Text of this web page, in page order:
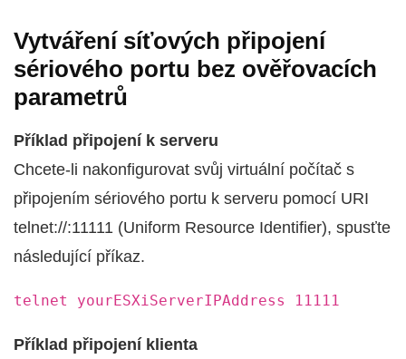
Vytváření síťových připojení
sériového portu bez ověřovacích
parametrů
Příklad připojení k serveru
Chcete-li nakonfigurovat svůj virtuální počítač s
připojením sériového portu k serveru pomocí URI
telnet://:11111 (Uniform Resource Identifier), spusťte
následující příkaz.
telnet yourESXiServerIPAddress 11111
Příklad připojení klienta